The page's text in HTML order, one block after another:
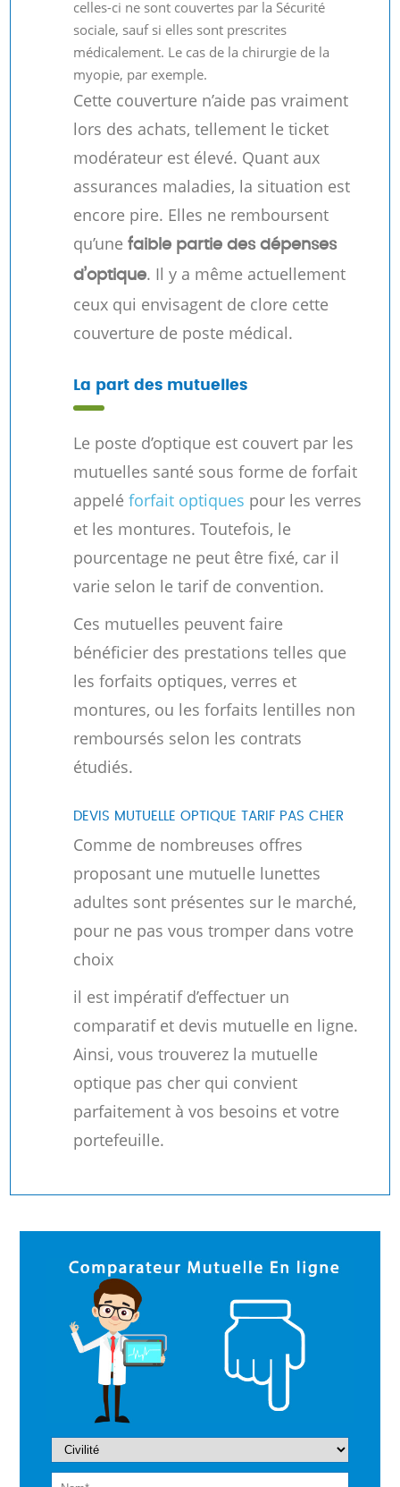
celles-ci ne sont couvertes par la Sécurité
sociale, sauf si elles sont prescrites
médicalement. Le cas de la chirurgie de la
myopie, par exemple.
Cette couverture n’aide pas vraiment
lors des achats, tellement le ticket
modérateur est élevé. Quant aux
assurances maladies, la situation est
encore pire. Elles ne remboursent
qu’unefaible partie des dépenses
d’optique. Il y a même actuellement
ceux qui envisagent de clore cette
couverture de poste médical.
La part des mutuelles
Le poste d’optique est couvert par les
mutuelles santé sous forme de forfait
appeléforfait optiques pour les verres
et les montures. Toutefois, le
pourcentage ne peut être fixé, car il
varie selon le tarif de convention.
Ces mutuelles peuvent faire
bénéficier des prestations telles que
les forfaits optiques, verres et
montures, ou les forfaits lentilles non
remboursés selon les contrats
étudiés.
DEVIS MUTUELLE OPTIQUE TARIF PAS CHER
Comme de nombreuses offres
proposant une mutuelle lunettes
adultes sont présentes sur le marché,
pour ne pas vous tromper dans votre
choix
il est impératif d’effectuer un
comparatif et devis mutuelle en ligne.
Ainsi, vous trouverez la mutuelle
optique pas cher qui convient
parfaitement à vos besoins et votre
portefeuille.